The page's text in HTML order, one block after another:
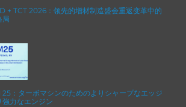
+ TCT 2026：领先的增材制造盛会重返变革中的
局
：ターボマシンのためのよりシャープなエッジ
強力なエンジン